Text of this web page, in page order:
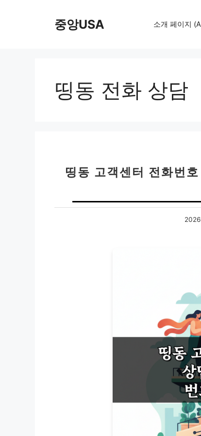
중앙USA 소개 페이지
띵동 전화 상담
띵동 고객센터 전화번